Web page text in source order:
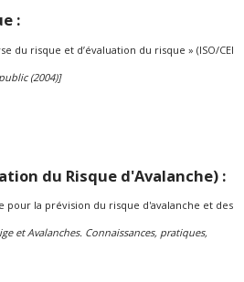
:
du risque et d’évaluation du risque » (ISO/CEI
(2004)]
du Risque d'Avalanche) :
pour la prévision du risque d'avalanche et des
et Avalanches. Connaissances, pratiques,